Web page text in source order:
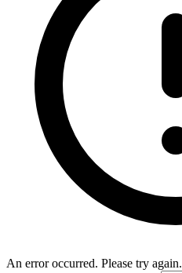
An error occurred. Please try again.